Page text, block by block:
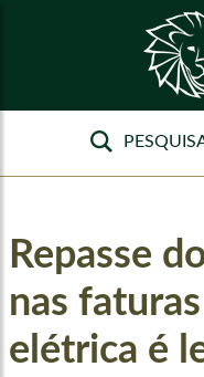
Repasse
nas
elétrica é